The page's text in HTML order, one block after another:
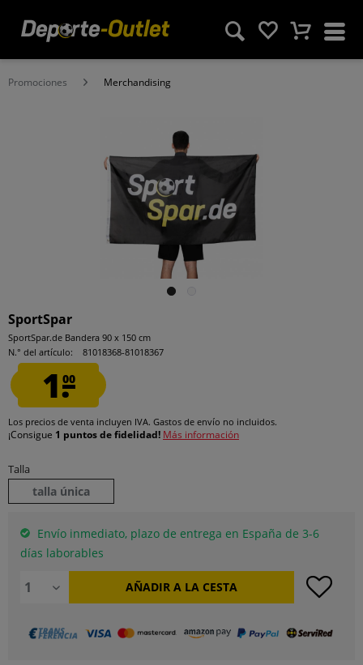
Promociones Merchandising
SportSpar
SportSpar.de Bandera 90 x 150 cm
N.° del artículo:
81018368-81018367
1.00
Los precios de venta incluyen IVA. Gastos de envío no incluidos.
¡Consigue 1 puntos de fidelidad! Más información
Talla
talla única
Envío inmediato, plazo de entrega en España de 3-6
días laborables
AÑADIR A LA CESTA